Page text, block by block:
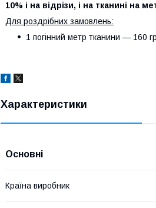
10% і на відрізи, і на тканині на
Для роздрібних замовлень:
1 погінний метр тканини — 160
Характеристики
Основні
Країна виробник